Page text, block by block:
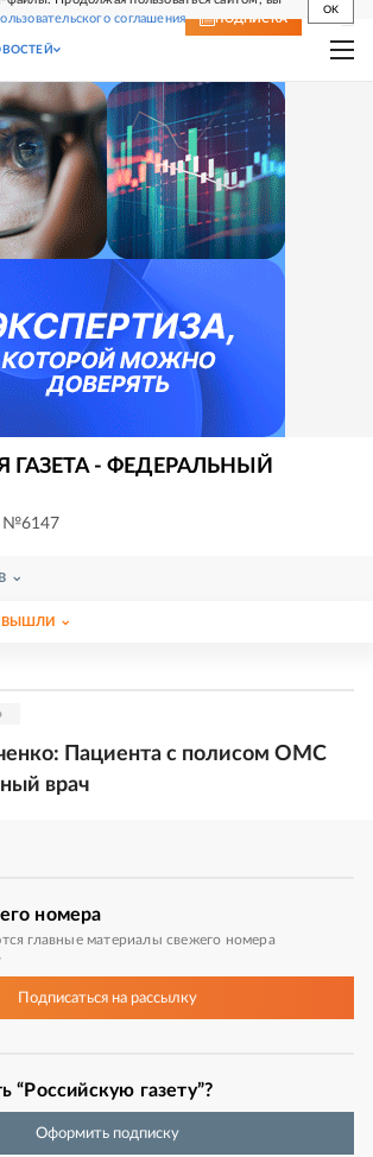
соглашения
OK
ПОДПИСКА
ГАЗЕТА - ФЕДЕРАЛЬНЫЙ
№6147
ВЫШЛИ
Пациента с полисом ОМС
врач
номера
главные материалы свежего номера
Подписатьсяна рассылку
“Российскую газету”?
Оформить подписку